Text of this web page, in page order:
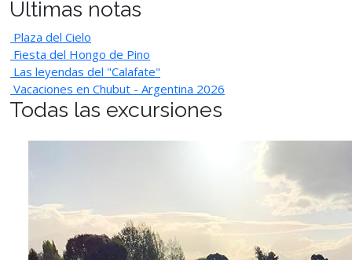
Últimas notas
Plaza del Cielo
Fiesta del Hongo de Pino
Las leyendas del "Calafate"
Vacaciones en Chubut - Argentina 2026
Todas las excursiones